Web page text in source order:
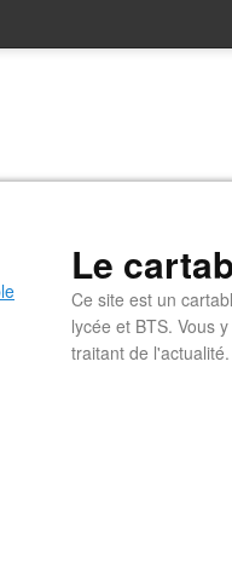
Le
Ce site est un
lycée et BTS. Vous
traitant de l'actualité.